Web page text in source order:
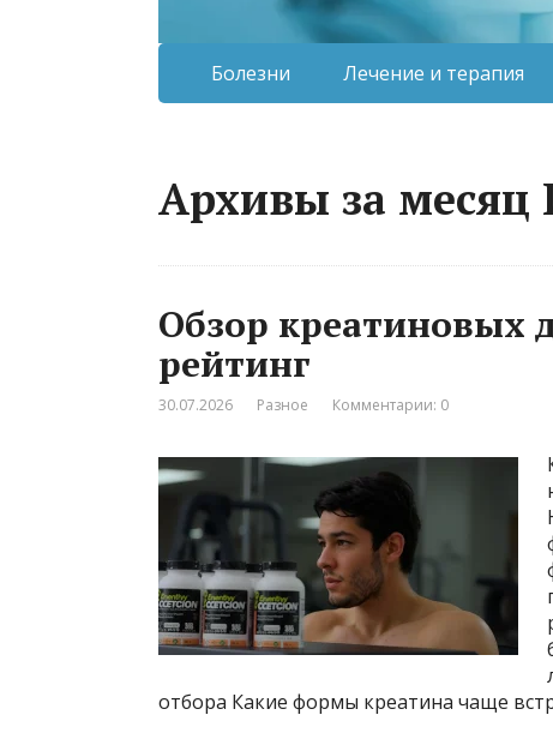
Болезни Лечение и терапия
Архивы за месяц
Обзор креатиновых
рейтинг
30.07.2026 Разное Комментарии: 0
отбора Какие формы креатина чаще